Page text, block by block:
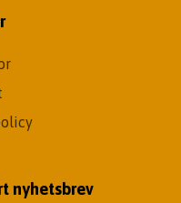
nyhetsbrev